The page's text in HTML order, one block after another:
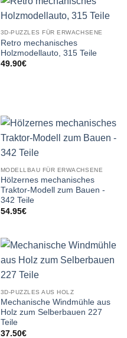
3D-PUZZLES FÜR ERWACHSENE
Retro mechanisches
Holzmodellauto, 315 Teile
49.90€
MODELLBAU FÜR ERWACHSENE
Hölzernes mechanisches
Traktor-Modell zum Bauen -
342 Teile
54.95€
3D-PUZZLES AUS HOLZ
Mechanische Windmühle aus
Holz zum Selberbauen 227
Teile
37.50€